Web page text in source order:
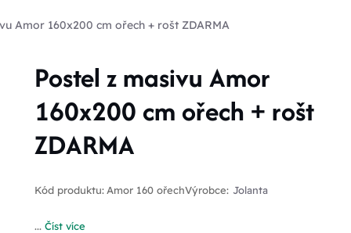
Amor 160x200 cm ořech + rošt ZDARMA
Postel z masivu Amor
160x200 cm ořech + rošt
ZDARMA
Kód produktu: Amor 160 ořechVýrobce: Jolanta
... Číst více